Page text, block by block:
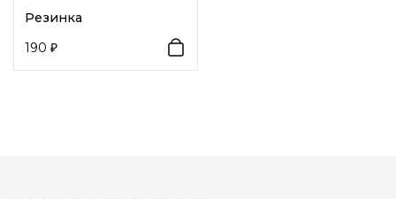
переливаются при свете, но остаются деликатными и не
и хорошо держат хвост, пучок или косы в течение дня.
Резинка
190